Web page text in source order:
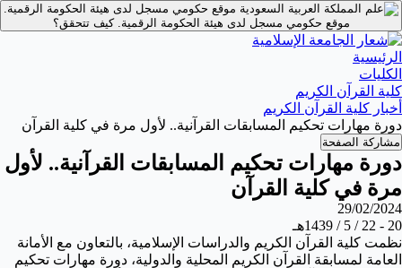
موقع حكومي مسجل لدى هيئة الحكومة الرقمية.
موقع حكومي مسجل لدى هيئة الحكومة الرقمية.كيف تتحقق؟
الرئيسية
الكليات
كلية القرآن الكريم
أخبار كلية القرآن الكريم
دورة مهارات تحكيم المسابقات القرآنية.. لأول مرة في كلية القرآن
مشاركة الصفحة
دورة مهارات تحكيم المسابقات القرآنية.. لأول
مرة في كلية القرآن
29/02/2024
20 - 22 / 5 / 1439هـ
نظمت كلية القرآن الكريم والدراسات الإسلامية، بالتعاون مع الأمانة
العامة لمسابقة القرآن الكريم المحلية والدولية، دورة مهارات تحكيم